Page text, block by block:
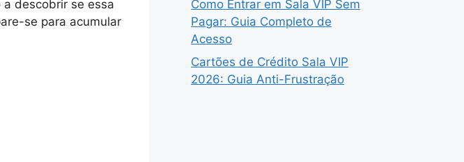
descobrir se essa
se para acumular
Como Entrar em Sala VIP Sem
Pagar: Guia Completo de
Acesso
Cartões de Crédito Sala VIP
2026: Guia Anti-Frustração